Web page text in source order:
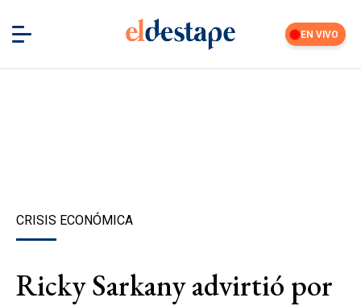
EN VIVO
CRISIS ECONÓMICA
Ricky Sarkany advirtió por